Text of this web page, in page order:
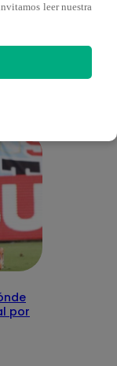
por
leer nuestra